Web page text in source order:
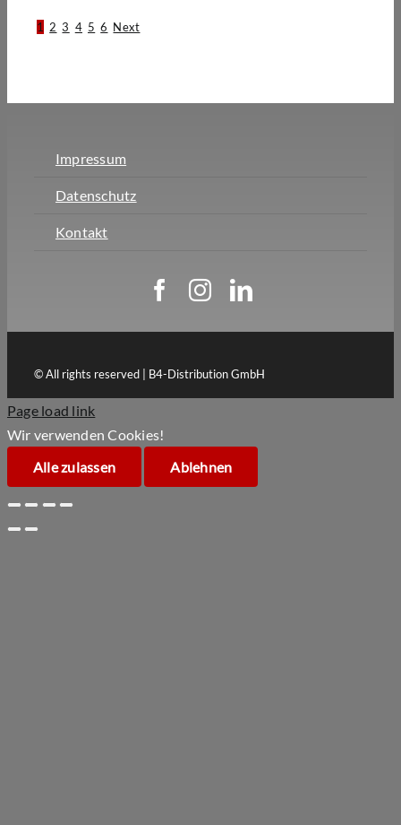
1 2 3 4 5 6 Next
Impressum
Datenschutz
Kontakt
© All rights reserved | B4-Distribution GmbH
Page load link
Wir verwenden Cookies!
Alle zulassen
Ablehnen